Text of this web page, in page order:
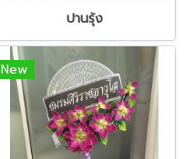
ปานรุ้ง
New